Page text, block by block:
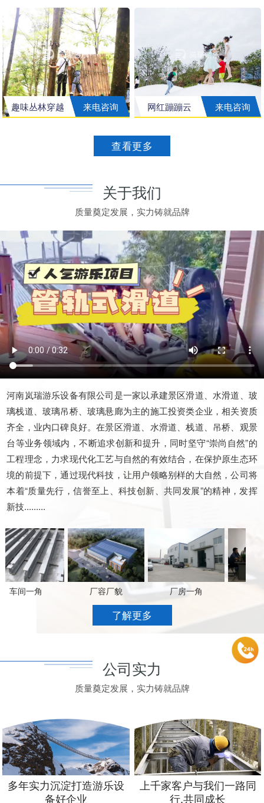
趣味丛林穿越 来电咨询 网红蹦蹦云 来电咨询
查看更多
关于我们
质量奠定发展，实力铸就品牌
河南岚瑞游乐设备有限公司是一家以承建景区滑道、水滑道、玻
璃栈道、玻璃吊桥、玻璃悬廊为主的施工投资类企业，相关资质
齐全，业内口碑良好。在景区滑道、水滑道、栈道、吊桥、观景
台等业务领域内，不断追求创新和提升，同时坚守“崇尚自然”的
工程理念，力求现代化工艺与自然的有效结合，在保护原生态环
境的前提下，通过现代科技，让用户领略别样的大自然，公司将
本着“质量先行，信誉至上、科技创新、共同发展”的精神，发挥
新技.........
间一角 厂容厂貌 厂房一角
了解更多
公司实力
质量奠定发展，实力铸就品牌
多年实力沉淀打造游乐设
备好企业
上千家客户与我们一路同
行,共同成长